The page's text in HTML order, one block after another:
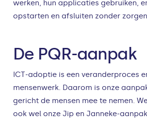
werken, hun applicaties gebruiken,
opstarten en afsluiten zonder
De PQR-aanpak
ICT-adoptie is een veranderproces
mensenwerk. Daarom is onze
gericht de mensen mee te nemen.
ook wel onze Jip en Janneke-